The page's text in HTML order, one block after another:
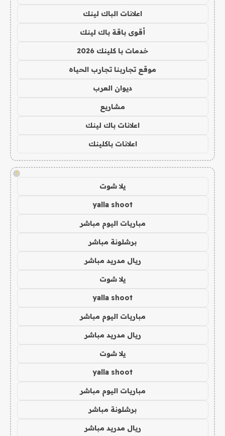
اعلانات الباك لينك
أقوى باقة باك لينك
خدمات با كلينك 2026
موقع تجاربنا تجارب الحياه
ديوان العرب
مشاريع
اعلانات باك لينك
اعلانات باكلينك
!
يلا شوت
yalla shoot
مباريات اليوم مباشر
برشلونة مباشر
ريال مدريد مباشر
يلا شوت
yalla shoot
مباريات اليوم مباشر
ريال مدريد مباشر
يلا شوت
yalla shoot
مباريات اليوم مباشر
برشلونة مباشر
ريال مدريد مباشر